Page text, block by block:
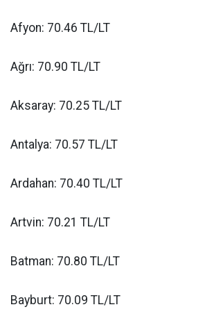
Afyon: 70.46 TL/LT
Ağrı: 70.90 TL/LT
Aksaray: 70.25 TL/LT
Antalya: 70.57 TL/LT
Ardahan: 70.40 TL/LT
Artvin: 70.21 TL/LT
Batman: 70.80 TL/LT
Bayburt: 70.09 TL/LT